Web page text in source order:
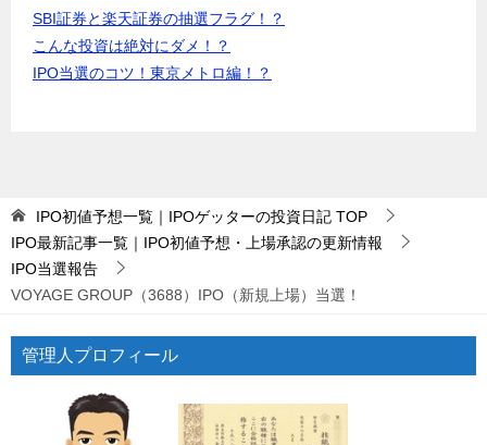
SBI証券と楽天証券の抽選フラグ！？
こんな投資は絶対にダメ！？
IPO当選のコツ！東京メトロ編！？
IPO初値予想一覧｜IPOゲッターの投資日記 TOP
IPO最新記事一覧｜IPO初値予想・上場承認の更新情報
IPO当選報告
VOYAGE GROUP（3688）IPO（新規上場）当選！
管理人プロフィール